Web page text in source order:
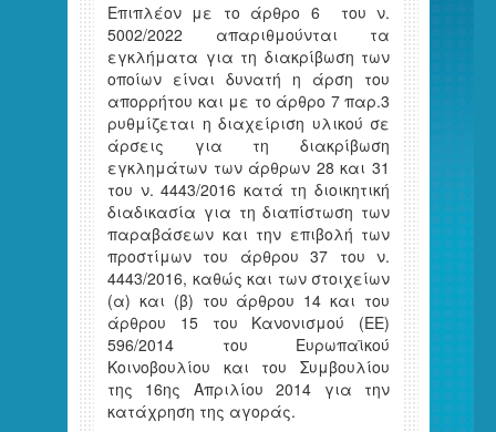
Επιπλέον με το άρθρο 6 του ν.
5002/2022 απαριθμούνται τα
εγκλήματα για τη διακρίβωση των
οποίων είναι δυνατή η άρση του
απορρήτου και με το άρθρο 7 παρ.3
ρυθμίζεται η διαχείριση υλικού σε
άρσεις για τη διακρίβωση
εγκλημάτων των άρθρων 28 και 31
του ν. 4443/2016 κατά τη διοικητική
διαδικασία για τη διαπίστωση των
παραβάσεων και την επιβολή των
προστίμων του άρθρου 37 του ν.
4443/2016, καθώς και των στοιχείων
(α) και (β) του άρθρου 14 και του
άρθρου 15 του Κανονισμού (ΕΕ)
596/2014 του Ευρωπαϊκού
Κοινοβουλίου και του Συμβουλίου
της 16ης Απριλίου 2014 για την
κατάχρηση της αγοράς.